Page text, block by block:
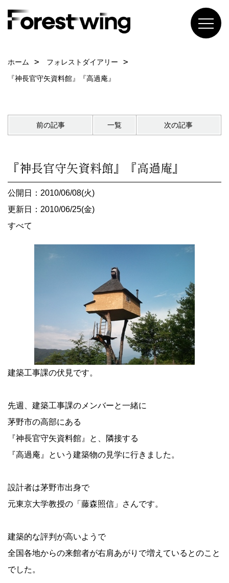
ホーム
フォレストダイアリー
『神長官守矢資料館』『高過庵』
前の記事 一覧 次の記事
『神長官守矢資料館』『高過庵』
公開日：2010/06/08(火)
更新日：2010/06/25(金)
すべて
建築工事課の伏見です。
先週、建築工事課のメンバーと一緒に
茅野市の高部にある
『神長官守矢資料館』と、隣接する
『高過庵』という建築物の見学に行きました。
設計者は茅野市出身で
元東京大学教授の「藤森照信」さんです。
建築的な評判が高いようで
全国各地からの来館者が右肩あがりで増えているとのこと
でした。